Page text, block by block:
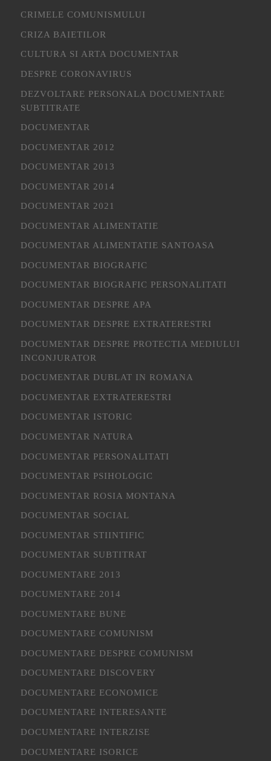
CRIMELE COMUNISMULUI
CRIZA BAIETILOR
CULTURA SI ARTA DOCUMENTAR
DESPRE CORONAVIRUS
DEZVOLTARE PERSONALA DOCUMENTARE
SUBTITRATE
DOCUMENTAR
DOCUMENTAR 2012
DOCUMENTAR 2013
DOCUMENTAR 2014
DOCUMENTAR 2021
DOCUMENTAR ALIMENTATIE
DOCUMENTAR ALIMENTATIE SANTOASA
DOCUMENTAR BIOGRAFIC
DOCUMENTAR BIOGRAFIC PERSONALITATI
DOCUMENTAR DESPRE APA
DOCUMENTAR DESPRE EXTRATERESTRI
DOCUMENTAR DESPRE PROTECTIA MEDIULUI
INCONJURATOR
DOCUMENTAR DUBLAT IN ROMANA
DOCUMENTAR EXTRATERESTRI
DOCUMENTAR ISTORIC
DOCUMENTAR NATURA
DOCUMENTAR PERSONALITATI
DOCUMENTAR PSIHOLOGIC
DOCUMENTAR ROSIA MONTANA
DOCUMENTAR SOCIAL
DOCUMENTAR STIINTIFIC
DOCUMENTAR SUBTITRAT
DOCUMENTARE 2013
DOCUMENTARE 2014
DOCUMENTARE BUNE
DOCUMENTARE COMUNISM
DOCUMENTARE DESPRE COMUNISM
DOCUMENTARE DISCOVERY
DOCUMENTARE ECONOMICE
DOCUMENTARE INTERESANTE
DOCUMENTARE INTERZISE
DOCUMENTARE ISORICE